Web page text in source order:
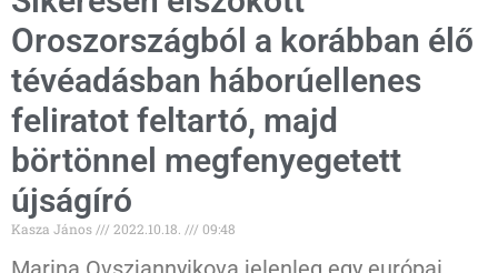
Oroszországból a korábban élő
tévéadásban háborúellenes
feliratot feltartó, majd
börtönnel megfenyegetett
újságíró
Kasza János 2022.10.18. 09:48